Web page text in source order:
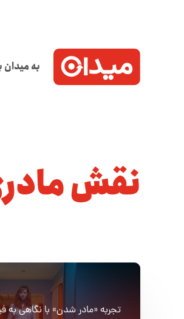
به میدان
نقش
تجربه «مادر شدن» با نگاهی به